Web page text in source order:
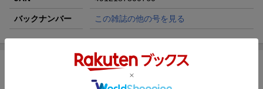
バックナンバー この雑誌の他の号を見る